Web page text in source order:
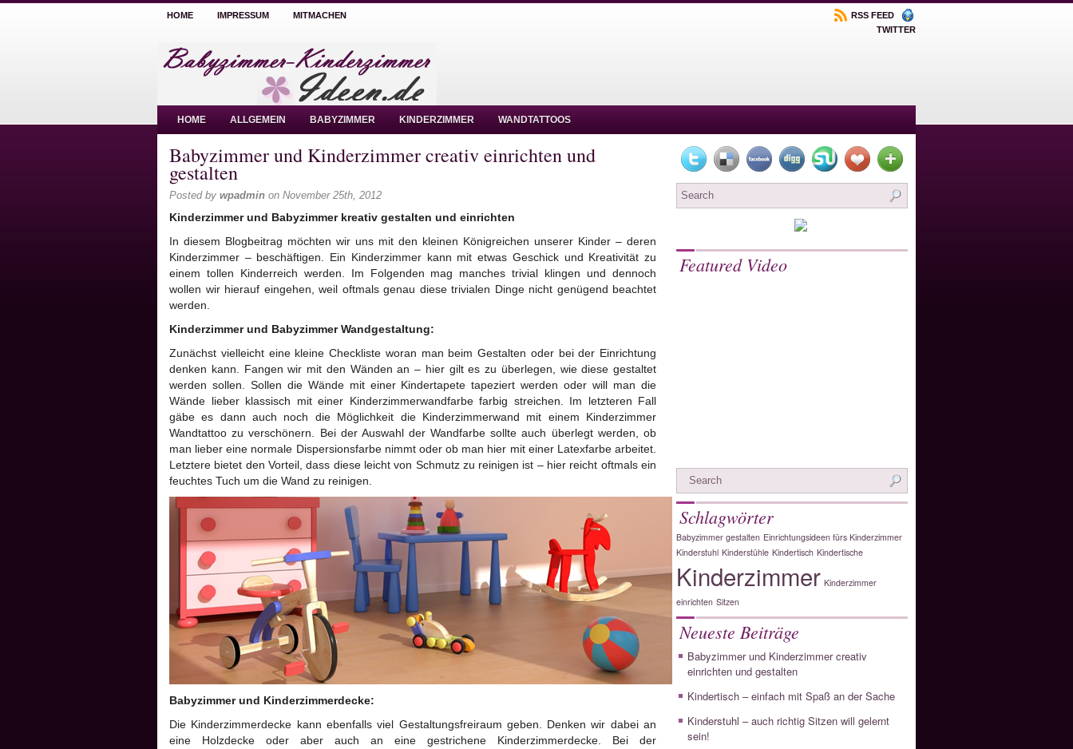
HOME IMPRESSUM MITMACHEN
RSS FEED
TWITTER
HOME ALLGEMEIN BABYZIMMER KINDERZIMMER WANDTATTOOS
Babyzimmer und Kinderzimmer creativ einrichten und
gestalten
Posted by wpadmin on November 25th, 2012
Kinderzimmer und Babyzimmer kreativ gestalten und einrichten
In diesem Blogbeitrag möchten wir uns mit den kleinen Königreichen unserer Kinder – deren
Kinderzimmer – beschäftigen. Ein Kinderzimmer kann mit etwas Geschick und Kreativität zu
einem tollen Kinderreich werden. Im Folgenden mag manches trivial klingen und dennoch
wollen wir hierauf eingehen, weil oftmals genau diese trivialen Dinge nicht genügend beachtet
werden.
Kinderzimmer und Babyzimmer Wandgestaltung:
Zunächst vielleicht eine kleine Checkliste woran man beim Gestalten oder bei der Einrichtung
denken kann. Fangen wir mit den Wänden an – hier gilt es zu überlegen, wie diese gestaltet
werden sollen. Sollen die Wände mit einer Kindertapete tapeziert werden oder will man die
Wände lieber klassisch mit einer Kinderzimmerwandfarbe farbig streichen. Im letzteren Fall
gäbe es dann auch noch die Möglichkeit die Kinderzimmerwand mit einem Kinderzimmer
Wandtattoo zu verschönern. Bei der Auswahl der Wandfarbe sollte auch überlegt werden, ob
man lieber eine normale Dispersionsfarbe nimmt oder ob man hier mit einer Latexfarbe arbeitet.
Letztere bietet den Vorteil, dass diese leicht von Schmutz zu reinigen ist – hier reicht oftmals ein
feuchtes Tuch um die Wand zu reinigen.
Babyzimmer und Kinderzimmerdecke:
Die Kinderzimmerdecke kann ebenfalls viel Gestaltungsfreiraum geben. Denken wir dabei an
eine Holzdecke oder aber auch an eine gestrichene Kinderzimmerdecke. Bei der
Featured Video
Schlagwörter
Babyzimmer gestalten Einrichtungsideen fürs Kinderzimmer
Kinderstuhl Kinderstühle Kindertisch Kindertische
Kinderzimmer Kinderzimmer
einrichten Sitzen
Neueste Beiträge
Babyzimmer und Kinderzimmer creativ
einrichten und gestalten
Kindertisch – einfach mit Spaß an der Sache
Kinderstuhl – auch richtig Sitzen will gelernt
sein!